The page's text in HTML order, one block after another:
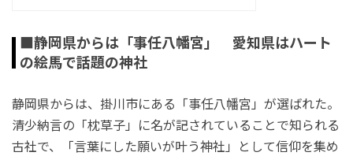
■静岡県からは「事任八幡宮」 愛知県はハート
の絵馬で話題の神社
静岡県からは、掛川市にある「事任八幡宮」が選ばれた。
清少納言の「枕草子」に名が記されていることで知られる
古社で、「言葉にした願いが叶う神社」として信仰を集め